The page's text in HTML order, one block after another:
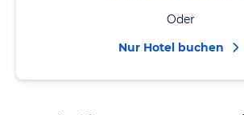
Oder
Nur Hotel buchen